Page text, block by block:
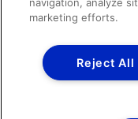
marketing efforts.
Reject All